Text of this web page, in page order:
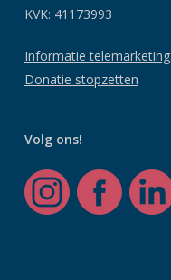
KVK: 41173993
Informatie telemarketing
Donatie stopzetten
Volg ons!